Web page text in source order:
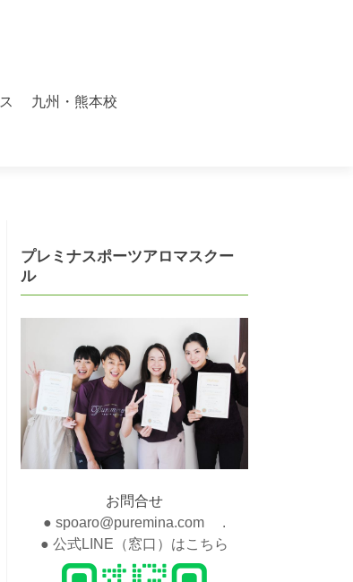
九州・熊本校
プレミナスポーツアロマスクー
ル
お問合せ
● spoaro@puremina.com .
● 公式LINE（窓口）はこちら